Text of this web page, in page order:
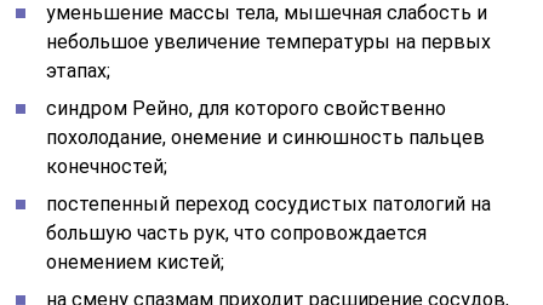
уменьшение массы тела, мышечная слабость и
небольшое увеличение температуры на первых
этапах;
синдром Рейно, для которого свойственно
похолодание, онемение и синюшность пальцев
конечностей;
постепенный переход сосудистых патологий на
большую часть рук, что сопровождается
онемением кистей;
на смену спазмам приходит расширение сосудов,